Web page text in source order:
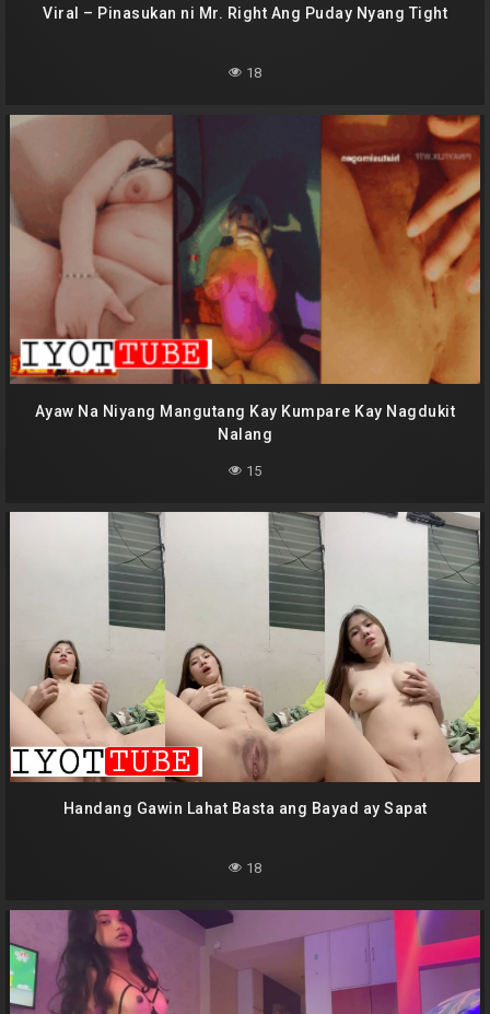
Viral – Pinasukan ni Mr. Right Ang Puday Nyang Tight
18
Ayaw Na Niyang Mangutang Kay Kumpare Kay Nagdukit
Nalang
15
Handang Gawin Lahat Basta ang Bayad ay Sapat
18